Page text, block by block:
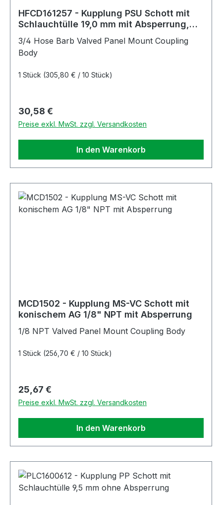
HFCD161257 - Kupplung PSU Schott mit
Schlauchtülle 19,0 mm mit Absperrung,
3/4 Hose Barb Valved Panel Mount Coupling
Body
1 Stück (305,80 € / 10 Stück)
Regulärer Preis:
30,58 €
Preise exkl. MwSt. zzgl. Versandkosten
In den Warenkorb
MCD1502 - Kupplung MS-VC Schott mit
konischem AG 1/8" NPT mit Absperrung
1/8 NPT Valved Panel Mount Coupling Body
1 Stück (256,70 € / 10 Stück)
Regulärer Preis:
25,67 €
Preise exkl. MwSt. zzgl. Versandkosten
In den Warenkorb